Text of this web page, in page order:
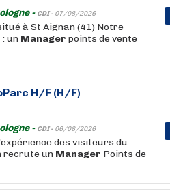
- CDI - 07/08/2026
à St Aignan (41) Notre
un Manager points de vente
H/F (H/F)
- CDI - 06/08/2026
des visiteurs du
recrute un Manager Points de